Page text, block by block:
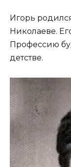
Игорь
Николаеве.
Профессию
детстве.